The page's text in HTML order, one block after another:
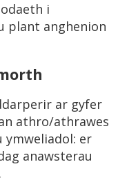
i
plant anghenion
ar gyfer
athro/athrawes
ymweliadol: er
anawsterau